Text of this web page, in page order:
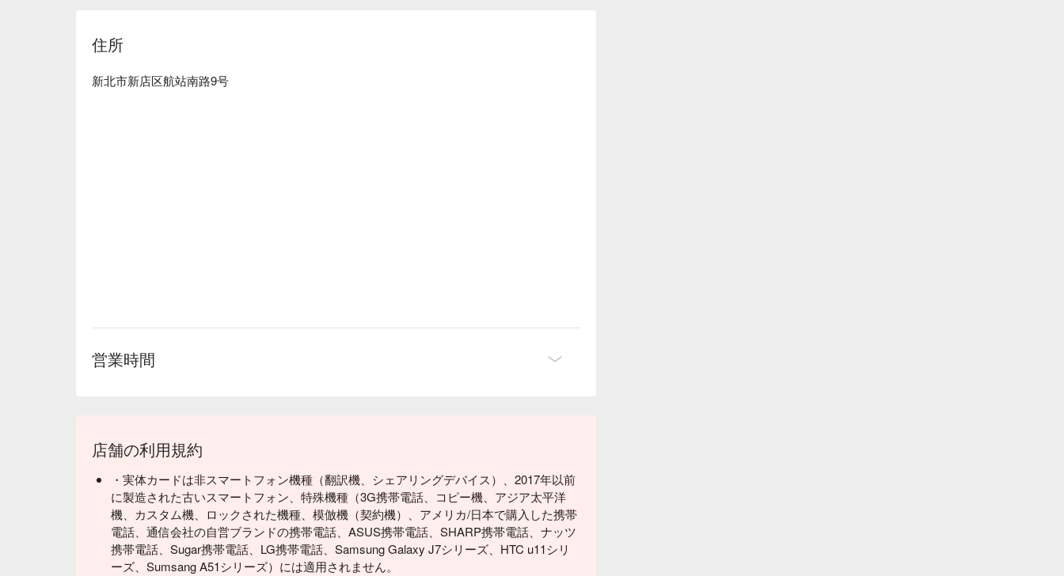
A. No, please insert the card after arriving at your travel destination. Inserting the card in
using eSIM, you can install it in the departure country and activate it upon arrival at your travel
Q. How do I set up/enable roaming internet?
Q. How do I set the APN?
A. The Cool Travel Card can be used immediately upon insertion; simply reboot after changing
the card. For eSIM, it can be used after installation without needing to set the APN.
Q. Why is the signal poor? Why does the signal come and go?
A. Roaming signal quality depends on the coverage of local telecom base stations. Typically,
signal reception is poorer in basements, subway stations, deep inside buildings, tunnels, open
areas without artificial structures, remote areas, high mountains, lakes, and beaches, etc., and
クールトラベルカードを選んで、あなたの国際旅行をよりスムーズで安心なものにしましょ
住所
新北市新店区航站南路9号
営業時間
店舗の利用規約
・実体カードは非スマートフォン機種（翻訳機、シェアリングデバイス）、2017年以前
に製造された古いスマートフォン、特殊機種（3G携帯電話、コピー機、アジア太平洋
機、カスタム機、ロックされた機種、模倣機（契約機）、アメリカ/日本で購入した携帯
電話、通信会社の自営ブランドの携帯電話、ASUS携帯電話、SHARP携帯電話、ナッツ
携帯電話、Sugar携帯電話、LG携帯電話、Samsung Galaxy J7シリーズ、HTC u11シリ
ーズ、Sumsang A51シリーズ）には適用されません。